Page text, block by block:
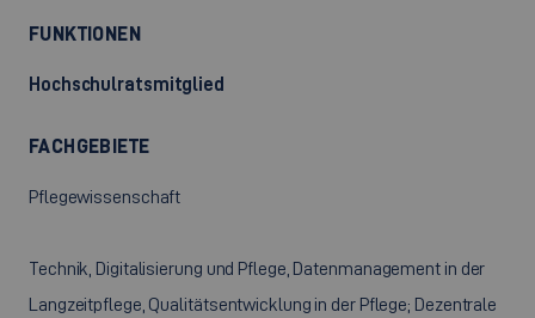
FUNKTIONEN
Hochschulratsmitglied
FACHGEBIETE
Pflegewissenschaft
Technik, Digitalisierung und Pflege, Datenmanagement in der
Langzeitpflege, Qualitätsentwicklung in der Pflege; Dezentrale